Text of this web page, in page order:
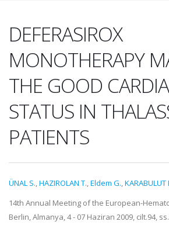
DEFERASIROX
MONOTHERAPY
THE GOOD
STATUS IN
PATIENTS
ÜNAL S.,HAZIROLAN T.,Eldem G.,KARABULUT
14th Annual Meeting of the European-
Berlin, Almanya, 4 - 07 Haziran 2009, cilt.94,